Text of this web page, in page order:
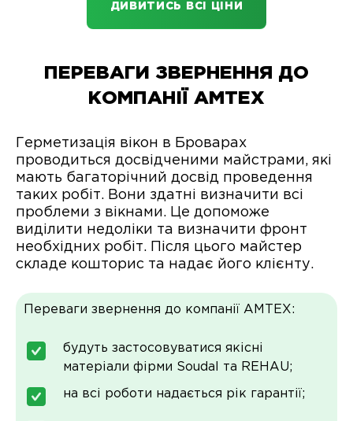
ДИВИТИСЬ ВСІ ЦІНИ
ПЕРЕВАГИ ЗВЕРНЕННЯ ДО
КОМПАНІЇ АМТЕХ
Герметизація вікон в Броварах
проводиться досвідченими майстрами, які
мають багаторічний досвід проведення
таких робіт. Вони здатні визначити всі
проблеми з вікнами. Це допоможе
виділити недоліки та визначити фронт
необхідних робіт. Після цього майстер
складе кошторис та надає його клієнту.
Переваги звернення до компанії АМТЕХ:
будуть застосовуватися якісні
матеріали фірми Soudal та REHAU;
на всі роботи надається рік гарантії;